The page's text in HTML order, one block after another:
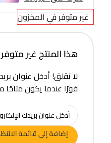
غير متوفر في المخزون
هذا المنتج غير متوفر
لا تقلق! أدخل عنوان
فورًا عندما يكون
إضافة إلى قائمة